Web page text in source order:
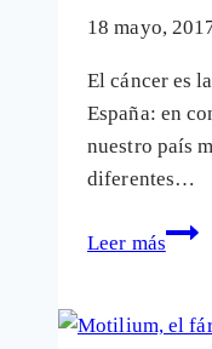
18 mayo,
El cáncer es
España: en
nuestro país
diferentes…
Leer más
Las